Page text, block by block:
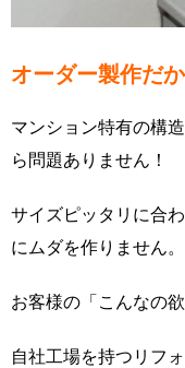
オーダー製作だ
マンション特有の構
ら問題ありません！
サイズピッタリに合
にムダを作りません。
お客様の「こんなの
自社工場を持つリフ